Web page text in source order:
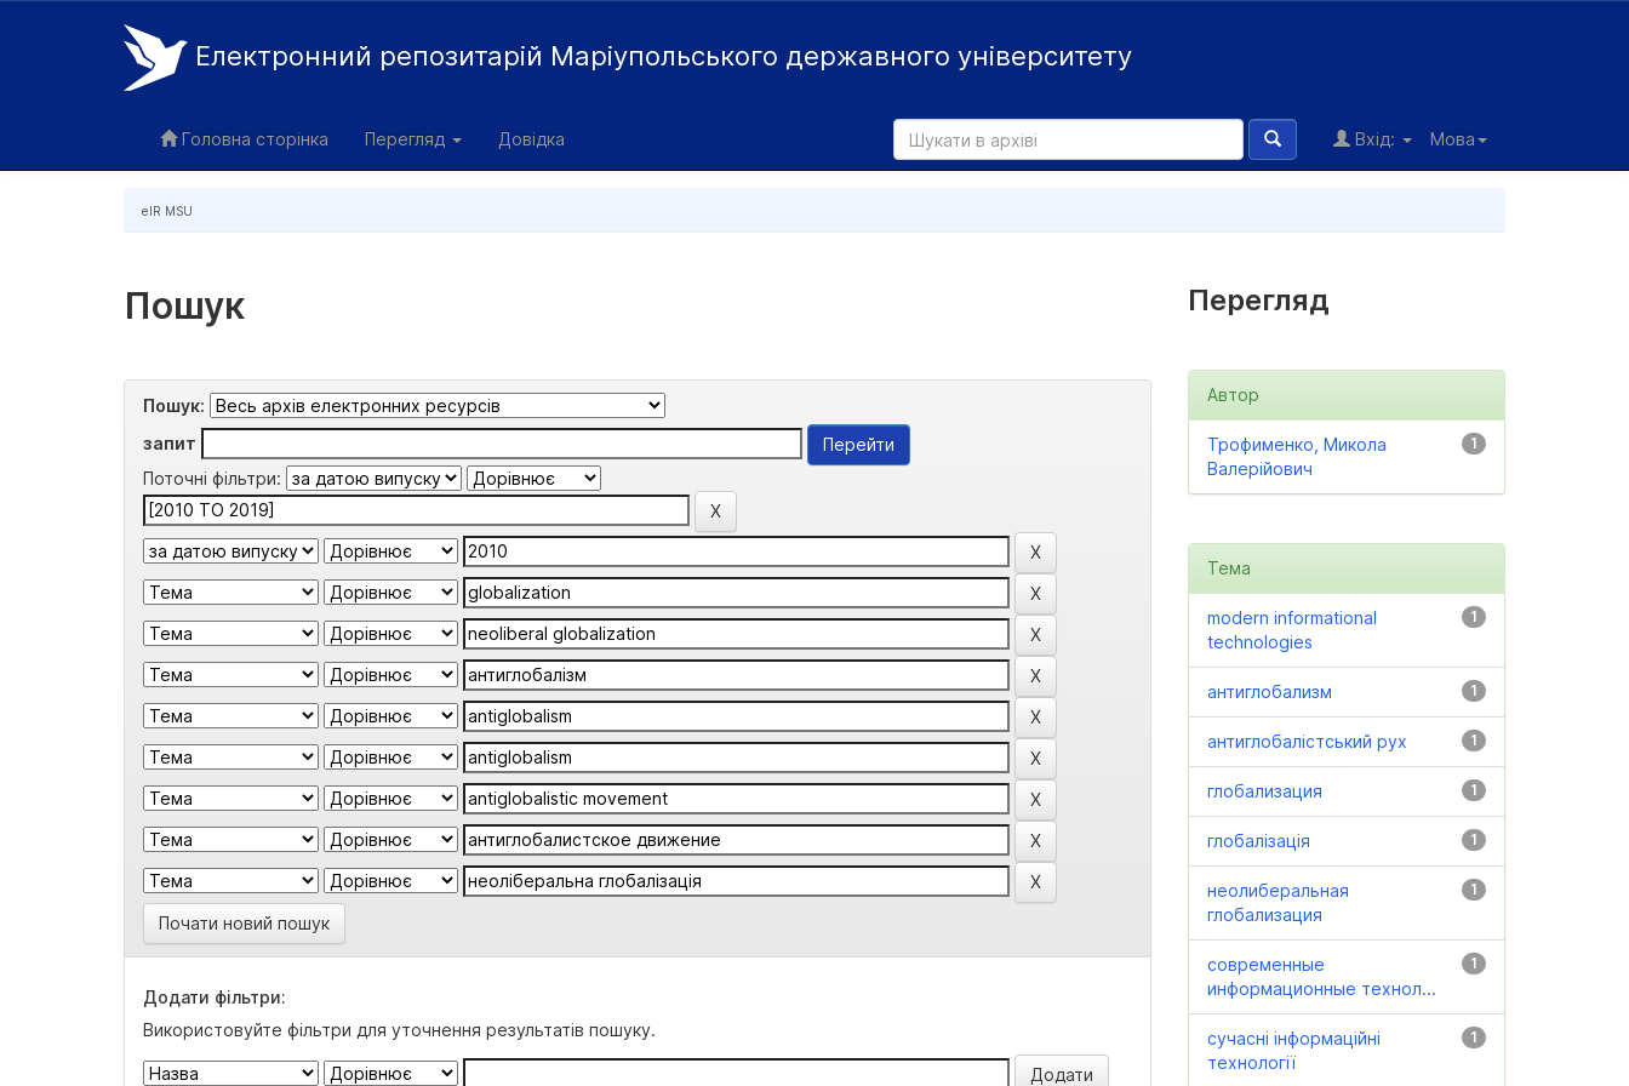
Електронний репозитарій Маріупольського державного університету
Головна сторінка Перегляд Довідка Мова
Вхід:
eIR MSU
Пошук
Пошук:
запит
Поточні фільтри:
Почати новий пошук
Додати фільтри:
Використовуйте фільтри для уточнення результатів пошуку.
Перегляд
Автор
1
Трофименко, Микола
Валерійович
Тема
1
modern informational
technologies
1
антиглобализм
1
антиглобалістський рух
1
глобализация
1
глобалізація
1
неолиберальная
глобализация
1
современные
информационные технол...
1
сучасні інформаційні
технології